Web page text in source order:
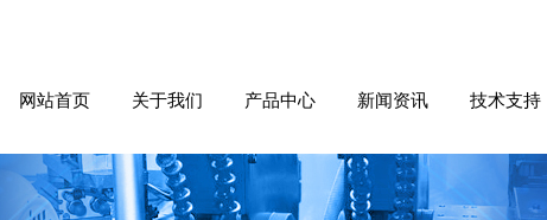
网站首页 关于我们 产品中心 新闻资讯 技术支持